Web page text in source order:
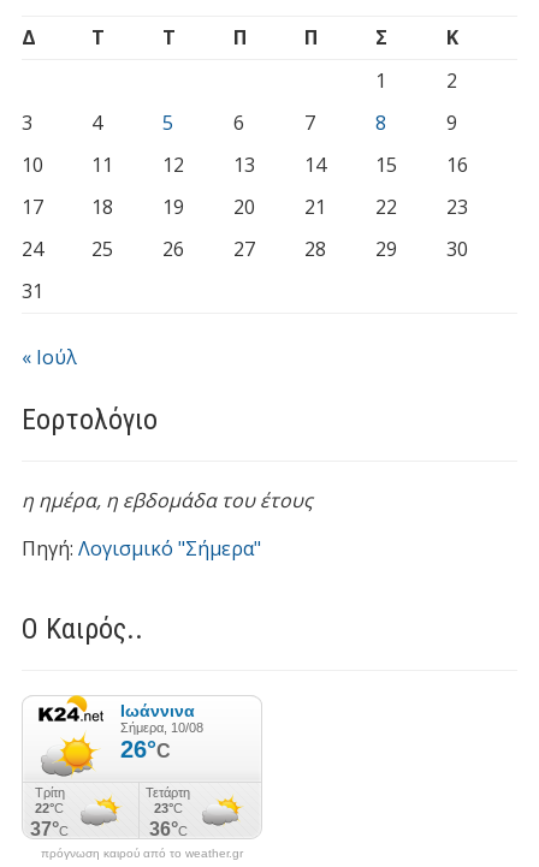
Δ Τ Τ Π Π Σ
Κ
1
2
3
4 5 6 7 8
9
10
11 12 13 14 15
16
17
18 19 20 21 22
23
24
25 26 27 28 29
30
31
« Ιούλ
Εορτολόγιο
η ημέρα, η εβδομάδα του έτους
Πηγή: Λογισμικό "Σήμερα"
Ο Καιρός..
πρόγνωση καιρού από το weather.gr